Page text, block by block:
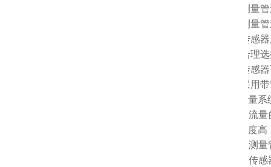
测量
测量
传感
合理
传感
采用
量系
流量
度高
测量
传感